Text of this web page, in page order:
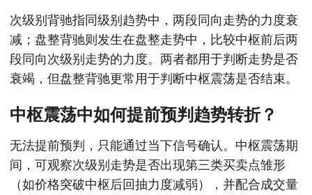
次级别背驰指同级别趋势中，两段同向走势的力度衰
减；盘整背驰则发生在盘整走势中，比较中枢前后两
段同向次级别走势的力度。两者都用于判断走势是否
衰竭，但盘整背驰更常用于判断中枢震荡是否结束。
中枢震荡中如何提前预判趋势转折？
无法提前预判，只能通过当下信号确认。中枢震荡期
间，可观察次级别走势是否出现第三类买卖点雏形
（如价格突破中枢后回抽力度减弱），并配合成交量